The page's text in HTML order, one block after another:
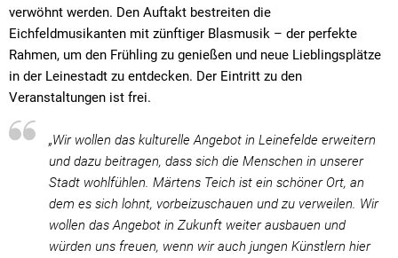
verwöhnt werden. Den Auftakt bestreiten die
Eichfeldmusikanten mit zünftiger Blasmusik – der perfekte
Rahmen, um den Frühling zu genießen und neue Lieblingsplätze
in der Leinestadt zu entdecken. Der Eintritt zu den
Veranstaltungen ist frei.
„Wir wollen das kulturelle Angebot in Leinefelde erweitern
und dazu beitragen, dass sich die Menschen in unserer
Stadt wohlfühlen. Märtens Teich ist ein schöner Ort, an
dem es sich lohnt, vorbeizuschauen und zu verweilen. Wir
wollen das Angebot in Zukunft weiter ausbauen und
würden uns freuen, wenn wir auch jungen Künstlern hier